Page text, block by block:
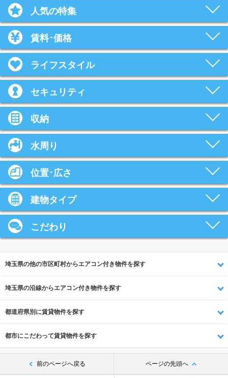
人気の特集
賃料･価格
ライフスタイル
セキュリティ
収納
水周り
位置･広さ
建物タイプ
こだわり
埼玉県の他の市区町村からエアコン付き物件を探す
埼玉県の沿線からエアコン付き物件を探す
都道府県別に賃貸物件を探す
都市にこだわって賃貸物件を探す
前のページへ戻る ページの先頭へ